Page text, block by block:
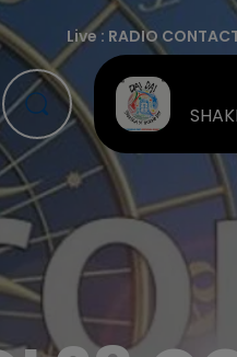
Live : RADIO